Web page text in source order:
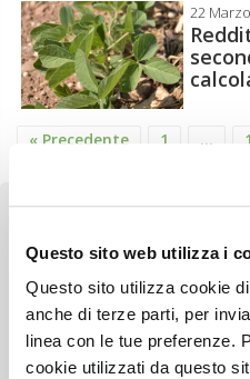
Questo sito web utilizza i
Questo sito utilizza cookie
anche di terze parti, per
linea con le tue preferenze.
cookie utilizzati da questo
22
« Precedente 1 …
Scopri un servizio